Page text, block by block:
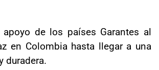
apoyo de los países Garantes al
en Colombia hasta llegar a una
duradera.